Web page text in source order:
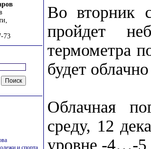
,
73
и спорта
Во вторник
пройдет
термометра
будет
Облачная
среду, 12
уровне -4…-5